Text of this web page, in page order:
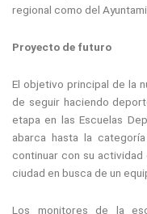
regional como del
Proyecto de futuro
El objetivo principal de la
de seguir haciendo
etapa en las Escuelas
abarca hasta la
continuar con su
ciudad en busca de un
Los monitores de la